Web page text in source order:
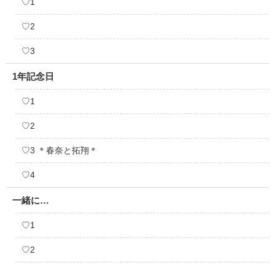
♡1
♡2
♡3
1年記念日
♡1
♡2
♡3 ＊春奈と拓翔＊
♡4
一緒に…
♡1
♡2